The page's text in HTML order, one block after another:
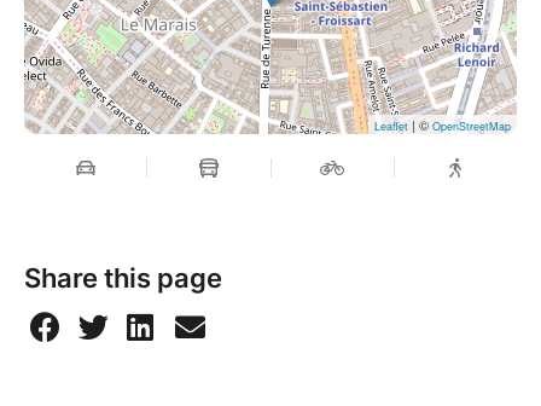
Leaflet | © OpenStreetMap
Share this page